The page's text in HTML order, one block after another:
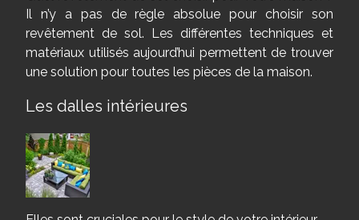
Il n’y a pas de règle absolue pour choisir son
revêtement de sol. Les différentes techniques et
matériaux utilisés aujourd’hui permettent de trouver
une solution pour toutes les pièces de la maison.
Les dalles intérieures